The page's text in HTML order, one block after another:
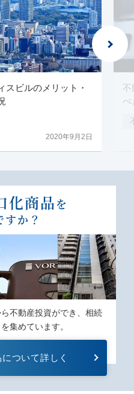
スビルのメリット・
2020年9月2日
不
べ
化商品を
すか？
不動産投資ができ、相続
集めています。
ついて詳しく